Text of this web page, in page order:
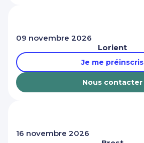
09 novembre 2026
Lorient
Je me préinscris
Nous contacter
16 novembre 2026